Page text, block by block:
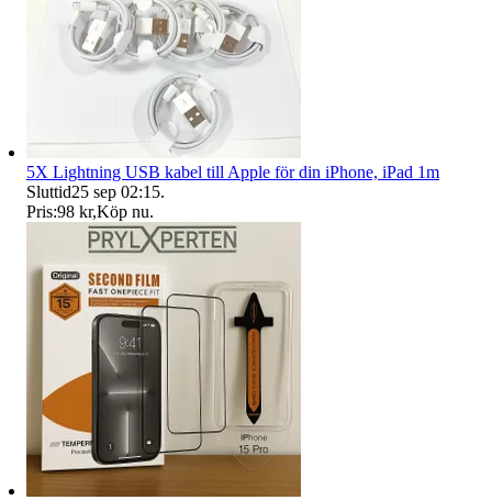
5X Lightning USB kabel till Apple för din iPhone, iPad 1m
Sluttid25 sep 02:15.
Pris:98 kr,Köp nu.